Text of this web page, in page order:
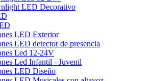
LED Decorativo
LED Exterior
LED detector de presencia
Led 12-24V
Led Infantil - Juvenil
LED Diseño